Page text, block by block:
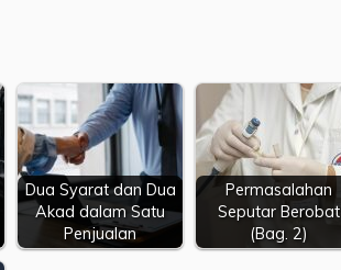
Dua Syarat dan Dua
Akad dalam Satu
Penjualan
Permasalahan
Seputar Berobat
(Bag. 2)